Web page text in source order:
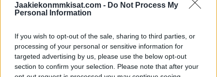
Jaakiekonmmkisat.com - Do Not Process My
Personal Information
If you wish to opt-out of the sale, sharing to third parties, or
processing of your personal or sensitive information for
targeted advertising by us, please use the below opt-out
section to confirm your selection. Please note that after your
@NHLPLAYERSAFETY
PIC.TWITTER.COM/MBBHWTONTF
— TD, Esq. (@to_do_82)May 11, 2024